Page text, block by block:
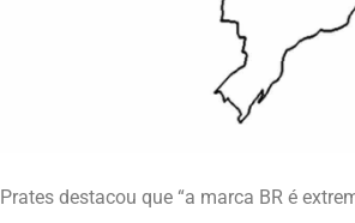
Prates destacou que “a marca BR é